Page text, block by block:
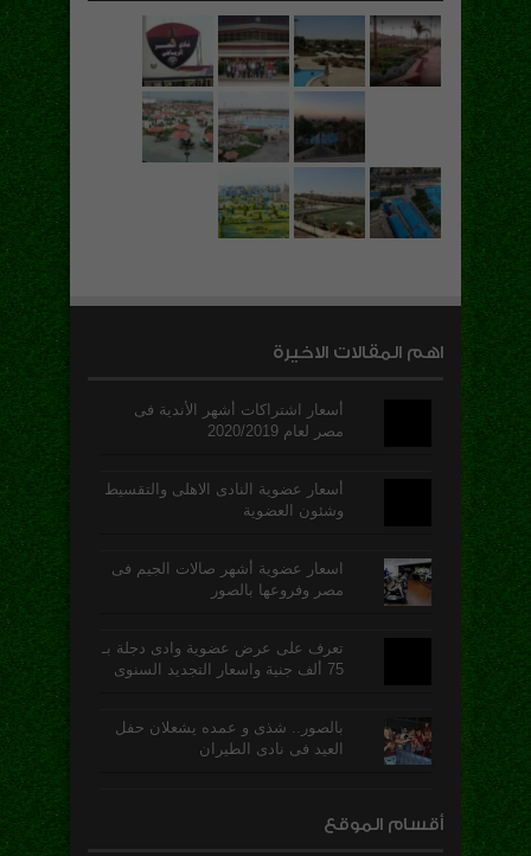
اهم المقالات الاخيرة
أسعار اشتراكات أشهر الأندية فى
مصر لعام 2020/2019
أسعار عضوية النادى الاهلى والتقسيط
وشئون العضوية
اسعار عضوية أشهر صالات الجيم فى
مصر وفروعها بالصور
تعرف على عرض عضوية وادى دجلة بـ
75 ألف جنية واسعار التجديد السنوى
بالصور.. شذى و عمده يشعلان حفل
العيد فى نادى الطيران
أقسام الموقع